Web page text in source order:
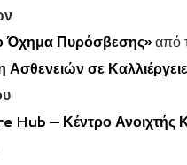
Όχημα Πυρόσβεσης»από
Ασθενειών σε
Hub — Κέντρο Ανοιχτής